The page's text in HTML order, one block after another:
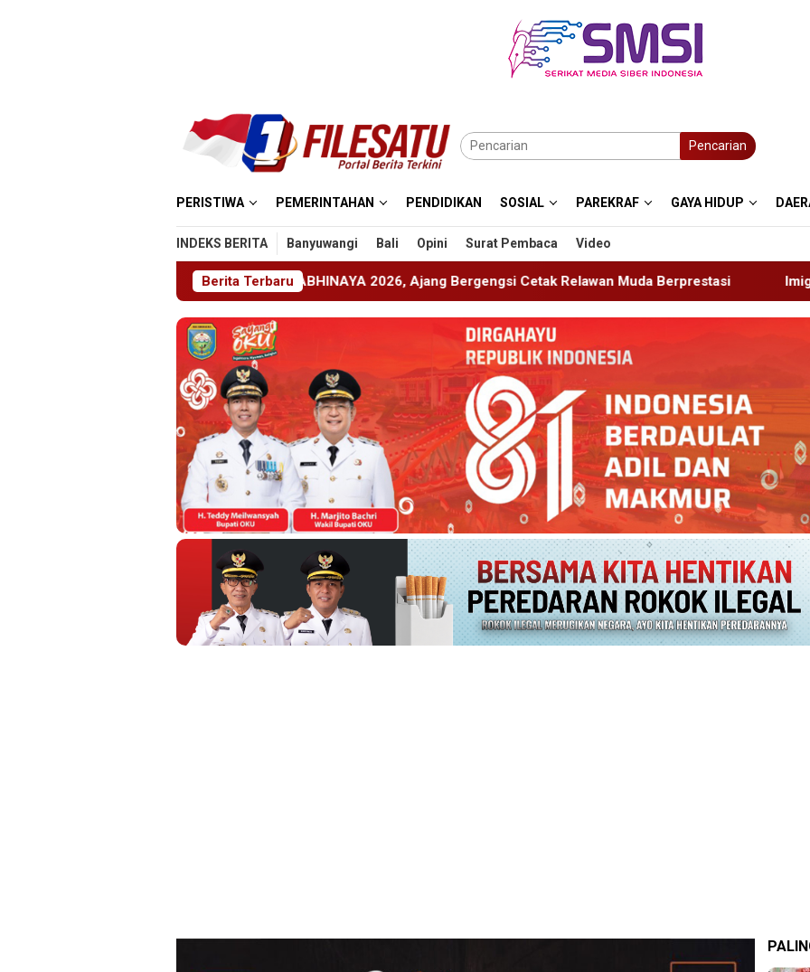
Pencarian
PERISTIWA PEMERINTAHAN PENDIDIKAN SOSIAL PAREKRAF GAYA HIDUP
INDEKS BERITA Banyuwangi Bali Opini Surat Pembaca Video
Berita Terbaru
1 Jember Gelar ABHINAYA 2026, Ajang Bergengsi Cetak Relawan Muda Berprestasi Imigrasi Ponorogo Deportasi